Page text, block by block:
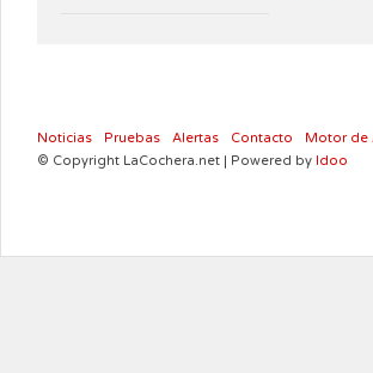
Noticias Pruebas Alertas Contacto Motor de
© Copyright LaCochera.net | Powered by Idoo